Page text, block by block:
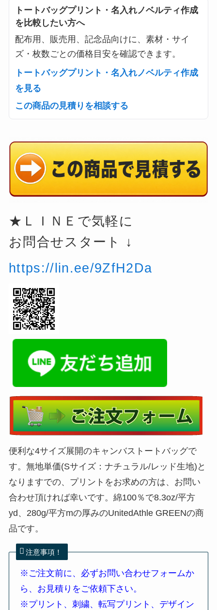
トートバッグプリント・名入れノベルティ作成
を比較したい方へ
配布用、販売用、記念品向けに、素材・サイ
ズ・枚数ごとの価格目安を確認できます。
トートバッグプリント・名入れノベルティ作成
を見る
この商品の見積りを相談する
★ＬＩＮＥで気軽に
お問合せスタート ↓
https://lin.ee/9ZfH2Da
便利な4サイズ展開のキャンバストートバッグで
す。無地単価(Sサイズ：ナチュラル/レッド生地)と
なりますでの、プリントをお求めの方は、お問い
合わせ頂ければ幸いです。綿100％で8.3oz/平方
yd、280g/平方mの厚みのUnitedAthle GREENの商
品です。
注意事項！
※ご注文前に、必ずお問い合わせフォームか
ら、お見積りをご依頼下さい。
※プリント、刺繍、転写プリント、デザイン